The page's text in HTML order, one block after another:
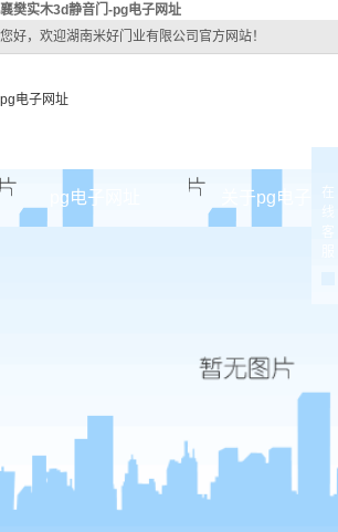
襄樊实木3d静音门-pg电子网址
您好，欢迎湖南米好门业有限公司官方网站！
pg电子网址
pg电子网址 关于pg电子网址
公司团队
在